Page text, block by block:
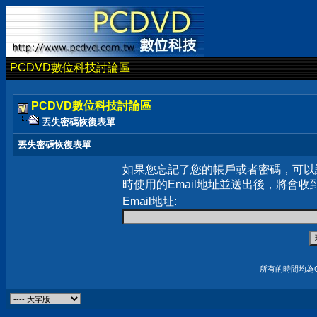
PCDVD數位科技討論區
PCDVD數位科技討論區
丟失密碼恢復表單
丟失密碼恢復表單
如果您忘記了您的帳戶或者密碼，可
時使用的Email地址並送出後，將會收
Email地址:
所有的時間均為